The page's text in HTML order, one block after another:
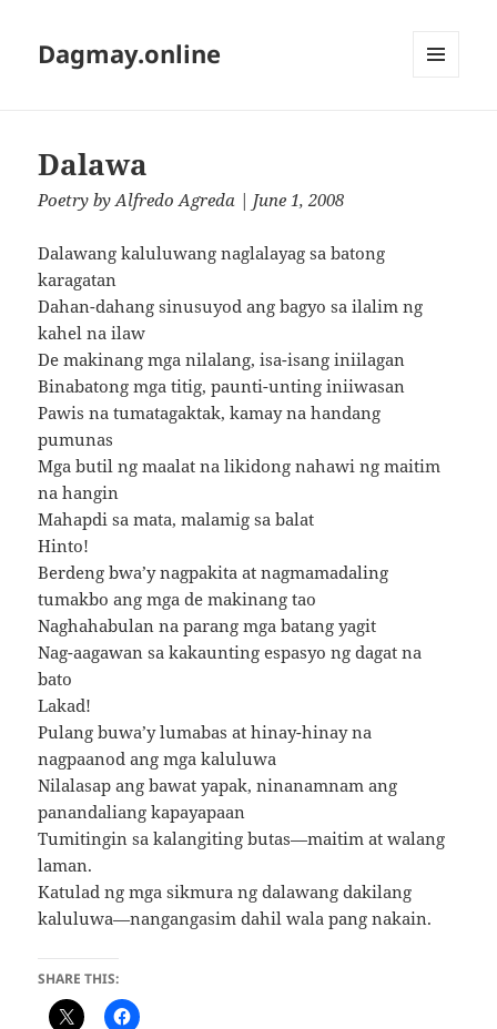
Dagmay.online
Dalawa
Poetry byAlfredo Agreda | June 1, 2008
Dalawang kaluluwang naglalayag sa batong
karagatan
Dahan-dahang sinusuyod ang bagyo sa ilalim ng
kahel na ilaw
De makinang mga nilalang, isa-isang iniilagan
Binabatong mga titig, paunti-unting iniiwasan
Pawis na tumatagaktak, kamay na handang
pumunas
Mga butil ng maalat na likidong nahawi ng maitim
na hangin
Mahapdi sa mata, malamig sa balat
Hinto!
Berdeng bwa’y nagpakita at nagmamadaling
tumakbo ang mga de makinang tao
Naghahabulan na parang mga batang yagit
Nag-aagawan sa kakaunting espasyo ng dagat na
bato
Lakad!
Pulang buwa’y lumabas at hinay-hinay na
nagpaanod ang mga kaluluwa
Nilalasap ang bawat yapak, ninanamnam ang
panandaliang kapayapaan
Tumitingin sa kalangiting butas—maitim at walang
laman.
Katulad ng mga sikmura ng dalawang dakilang
kaluluwa—nangangasim dahil wala pang nakain.
SHARE THIS: